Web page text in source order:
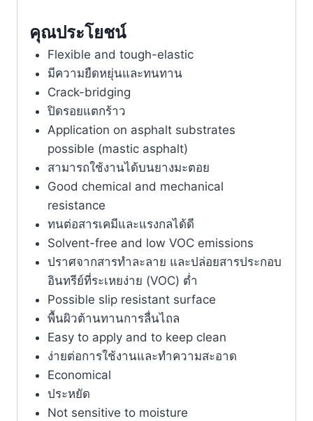
คุณประโยชน์
Flexible and tough-elastic
มีความยืดหยุ่นและทนทาน
Crack-bridging
ปิดรอยแตกร้าว
Application on asphalt substrates
possible (mastic asphalt)
สามารถใช้งานได้บนยางมะตอย
Good chemical and mechanical
resistance
ทนต่อสารเคมีและแรงกลได้ดี
Solvent-free and low VOC emissions
ปราศจากสารทำละลาย และปล่อยสารประกอบ
อินทรีย์ที่ระเหยง่าย (VOC) ต่ำ
Possible slip resistant surface
พื้นผิวต้านทานการลื่นไถล
Easy to apply and to keep clean
ง่ายต่อการใช้งานและทำความสะอาด
Economical
ประหยัด
Not sensitive to moisture